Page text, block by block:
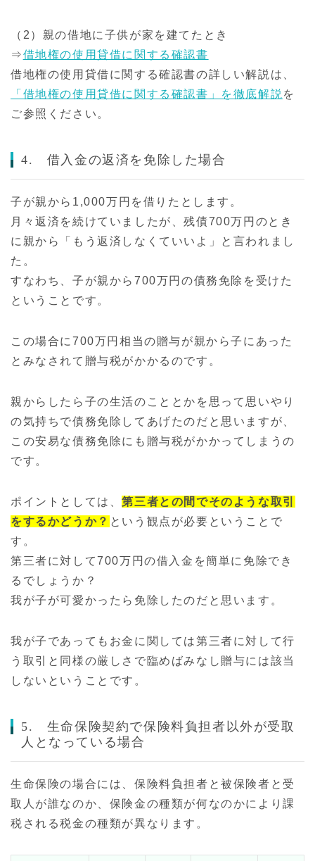
（2）親の借地に子供が家を建てたとき
⇒借地権の使用貸借に関する確認書
借地権の使用貸借に関する確認書の詳しい解説は、
「借地権の使用貸借に関する確認書」を徹底解説 を
ご参照ください。
4. 借入金の返済を免除した場合
子が親から1,000万円を借りたとします。
月々返済を続けていましたが、残債700万円のとき
に親から「もう返済しなくていいよ」と言われまし
た。
すなわち、子が親から700万円の債務免除を受けた
ということです。
この場合に700万円相当の贈与が親から子にあった
とみなされて贈与税がかかるのです。
親からしたら子の生活のこととかを思って思いやり
の気持ちで債務免除してあげたのだと思いますが、
この安易な債務免除にも贈与税がかかってしまうの
です。
ポイントとしては、第三者との間でそのような取引
をするかどうか？ という観点が必要ということで
す。
第三者に対して700万円の借入金を簡単に免除でき
るでしょうか？
我が子が可愛かったら免除したのだと思います。
我が子であってもお金に関しては第三者に対して行
う取引と同様の厳しさで臨めばみなし贈与には該当
しないということです。
5. 生命保険契約で保険料負担者以外が受取
人となっている場合
生命保険の場合には、保険料負担者と被保険者と受
取人が誰なのか、保険金の種類が何なのかにより課
税される税金の種類が異なります。